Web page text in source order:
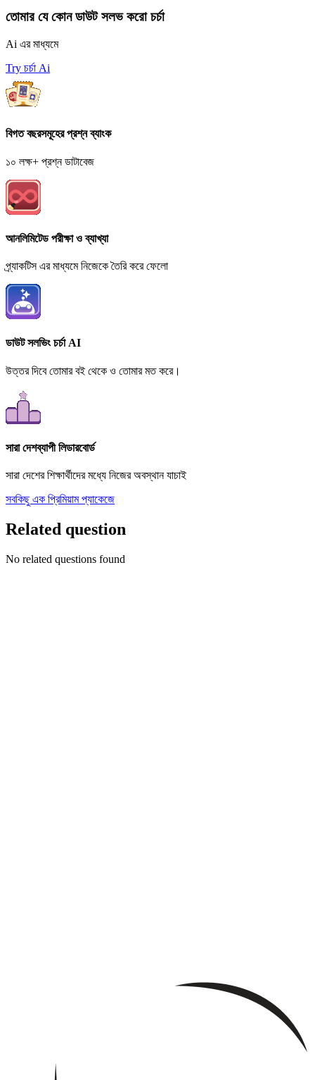
তোমার যে কোন ডাউট সলভ করো চর্চা
Ai এর মাধ্যমে
Try চর্চা Ai
বিগত বছরসমূহের প্রশ্ন ব্যাংক
১০ লক্ষ+ প্রশ্ন ডাটাবেজ
আনলিমিটেড পরীক্ষা ও ব্যাখ্যা
প্র্যাকটিস এর মাধ্যমে নিজেকে তৈরি করে ফেলো
ডাউট সলভিং চর্চা AI
উত্তর দিবে তোমার বই থেকে ও তোমার মত করে।
সারা দেশব্যাপী লিডারবোর্ড
সারা দেশের শিক্ষার্থীদের মধ্যে নিজের অবস্থান যাচাই
সবকিছু এক প্রিমিয়াম প্যাকেজে
Related question
No related questions found